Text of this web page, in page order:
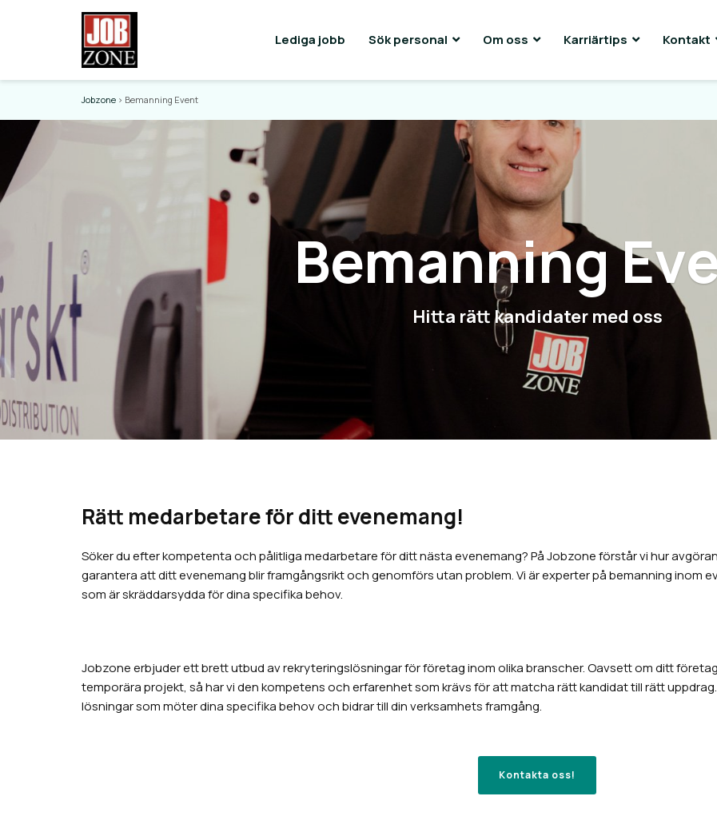
Lediga jobb Sök personal Om oss Karriärtips Kontakt
Jobzone > Bemanning Event
Bemanning
Hitta rätt kandidater med oss
Rätt medarbetare för ditt evenemang!
Söker du efter kompetenta och pålitliga medarbetare för ditt nästa evenemang? På Jobzone förstår vi hur
garantera att ditt evenemang blir framgångsrikt och genomförs utan problem. Vi är experter på bemanning inom
som är skräddarsydda för dina specifika behov.
Jobzone erbjuder ett brett utbud av rekryteringslösningar för företag inom olika branscher. Oavsett om ditt
temporära projekt, så har vi den kompetens och erfarenhet som krävs för att matcha rätt kandidat till rätt
lösningar som möter dina specifika behov och bidrar till din verksamhets framgång.
Kontakta oss!